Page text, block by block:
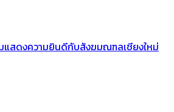
แสดงความยินดีกับสังฆมณฑลเชียงใหม่